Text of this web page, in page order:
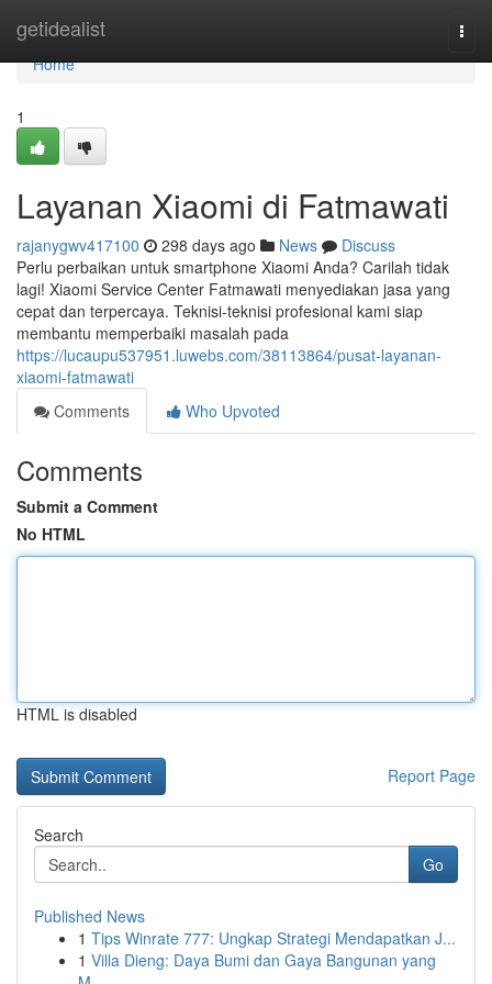
getidealist
Home
Home
1
Layanan Xiaomi di Fatmawati
rajanygwv417100 298 days ago News
Discuss
Perlu perbaikan untuk smartphone Xiaomi Anda? Carilah tidak
lagi! Xiaomi Service Center Fatmawati menyediakan jasa yang
cepat dan terpercaya. Teknisi-teknisi profesional kami siap
membantu memperbaiki masalah pada
https://lucaupu537951.luwebs.com/38113864/pusat-layanan-
xiaomi-fatmawati
Comments
Who Upvoted
Comments
Submit a Comment
No HTML
HTML is disabled
Report Page
Search
Go
Published News
1 Tips Winrate 777: Ungkap Strategi Mendapatkan J...
1 Villa Dieng: Daya Bumi dan Gaya Bangunan yang